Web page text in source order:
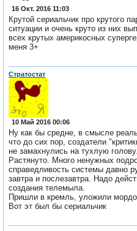
16 Окт. 2016 11:03
Крутой сериальчик про крутого
ситуации и очень круто из них
всех крутых америкосных
меня 3+
Стратостат
10 Май 2016 00:06
Ну как бы средне, в смысле
что до сих пор, создатели
не замахнулись на тухлую голову.
Растянуто. Много ненужных
справедливость системы давно
завтра и послезавтра. Надо
создания телемыла.
Пришли в кремль, уложили
Вот эт был бы сериальчик